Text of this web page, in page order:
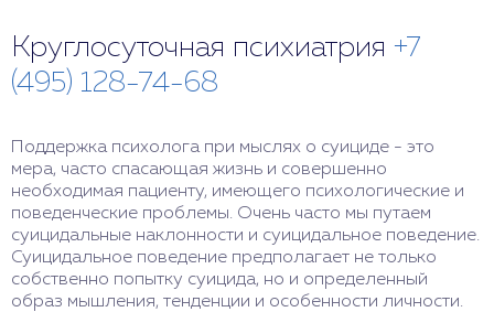
Круглосуточная психиатрия +7
(495) 128-74-68
Поддержка психолога при мыслях о суициде - это
мера, часто спасающая жизнь и совершенно
необходимая пациенту, имеющего психологические и
поведенческие проблемы. Очень часто мы путаем
суицидальные наклонности и суицидальное поведение.
Суицидальное поведение предполагает не только
собственно попытку суицида, но и определенный
образ мышления, тенденции и особенности личности.